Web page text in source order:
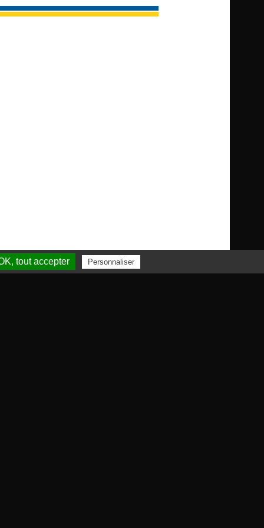
tout accepter Personnaliser